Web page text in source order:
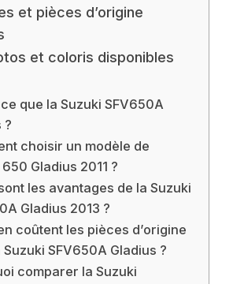
et pièces d’origine
et coloris disponibles
ce que la Suzuki SFV650A
?
choisir un modèle de
Gladius 2011 ?
les avantages de la Suzuki
Gladius 2013 ?
coûtent les pièces d’origine
SFV650A Gladius ?
comparer la Suzuki